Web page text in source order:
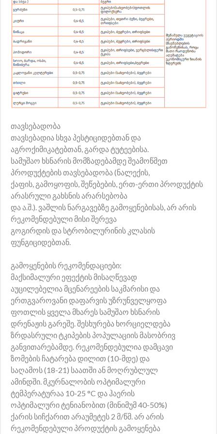
თავსებადობა
თავსებადია სხვა პესტიციდებთან და
აგროქიმიკატებთან, გარდა ტუტეებისა.
სამუშაო ხსნარის მომზადებამდე შეამოწმეთ
პროდუქტების თავსებადობა (ნალექის,
ქაფის, გამოყოფის, შეწებების, ერთ-ერთი პროდუქტის
არასრული გახსნის არარსებობა
და ა.შ.). ვაშლის ნარგავებზე გამოყენებისას, არ არის
რეკომენდებული მისი შერევა
გოგირდის და სტრობილურინის კლასის
ფუნგიციდებთან.
გამოყენების რეკომენდაციები:
მაქსიმალური ეფექტის მისაღწევად
აუცილებელია მცენარეების საკმარისი და
ერთგვაროვანი დაფარვის უზრუნველყოფა
ფოთლის ყველა მხარეს სამუშაო ხსნარის
დრენაჟის გარეშე. შესხურება ხორციელდება
ზრდასრული ტკიპების პოპულაციის მასობრივ
განვითარებამდე. რეკომენდებულია დამცავი
ზომების ჩატარება დილით (10-მდე) და
საღამოს (18-21) საათში ან მოღრუბლულ
ამინდში. მკურნალობის ოპტიმალური
ტემპერატურაა 10-25 °C და ჰაერის
ოპტიმალური ტენიანობით (მინიმუმ 40-50%)
ქარის სიჩქარით არაუმეტეს 2 მ/წმ. არ არის
რეკომენდებული პროდუქტის გამოყენება